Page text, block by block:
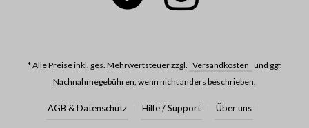
* Alle Preise inkl. ges. Mehrwertsteuer zzgl. Versandkosten und ggf.
Nachnahmegebühren, wenn nicht anders beschrieben.
AGB & Datenschutz Hilfe / Support Über uns